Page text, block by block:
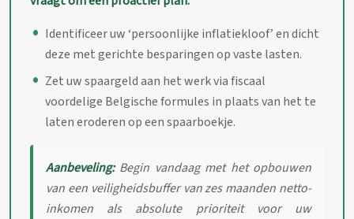
Identificeer uw ‘persoonlijke inflatiekloof’ en dicht
deze met gerichte besparingen op vaste lasten.
Zet uw spaargeld aan het werk via fiscaal
voordelige Belgische formules in plaats van het te
laten eroderen op een spaarboekje.
Aanbeveling:Begin vandaag met het opbouwen
van een veiligheidsbuffer van zes maanden netto-
inkomen als absolute prioriteit voor uw